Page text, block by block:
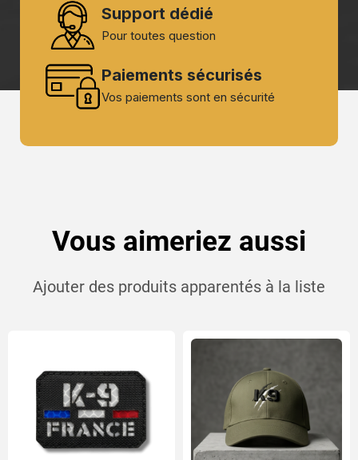
Support dédié
Pour toutes question
Paiements sécurisés
Vos paiements sont en sécurité
Vous aimeriez aussi
Ajouter des produits apparentés à la liste